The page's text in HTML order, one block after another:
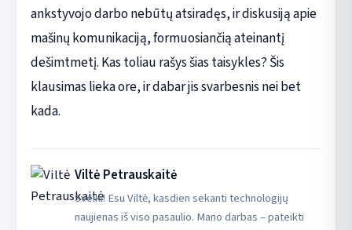
ankstyvojo darbo nebūtų atsiradęs, ir diskusiją apie
mašinų komunikaciją, formuosiančią ateinantį
dešimtmetį. Kas toliau rašys šias taisykles? Šis
klausimas lieka ore, ir dabar jis svarbesnis nei bet
kada.
Viltė Petrauskaitė
Sveiki! Esu Viltė, kasdien sekanti technologijų
naujienas iš viso pasaulio. Mano darbas – pateikti